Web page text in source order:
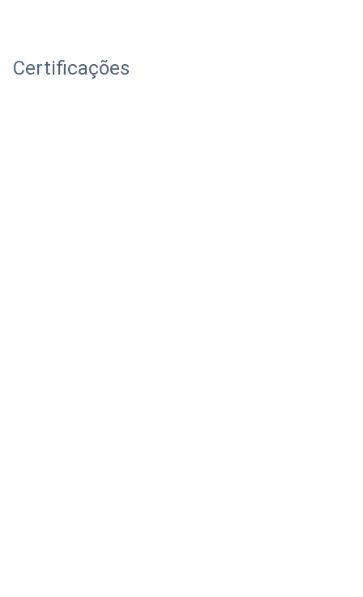
Certificações